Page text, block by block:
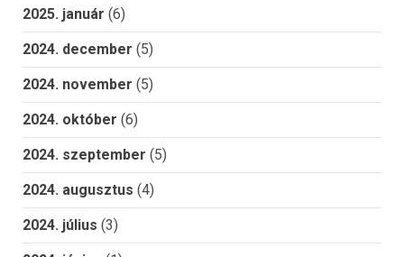
2025. január (6)
2024. december (5)
2024. november (5)
2024. október (6)
2024. szeptember (5)
2024. augusztus (4)
2024. július (3)